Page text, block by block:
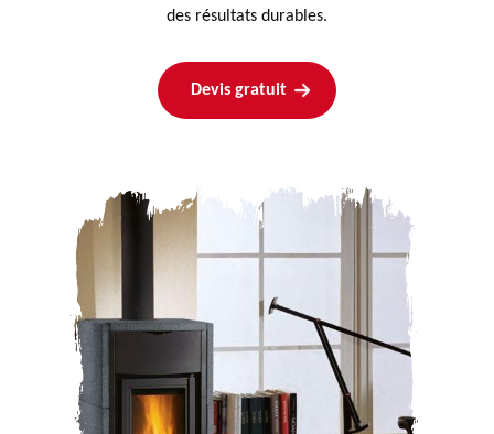
des résultats durables.
Devis gratuit